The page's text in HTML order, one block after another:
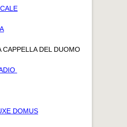
CAPPELLA DEL DUOMO
DOMUS